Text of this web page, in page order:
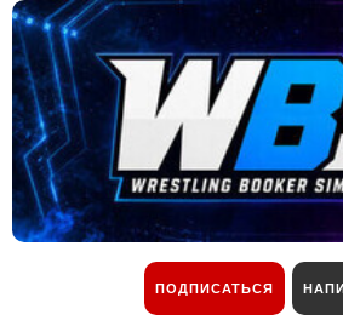
ПОДПИСАТЬСЯ